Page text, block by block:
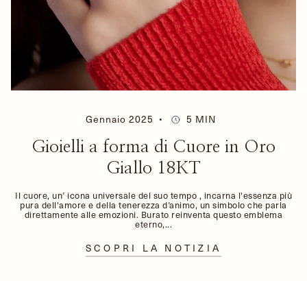
Gennaio 2025 5 MIN
Gioielli a forma di Cuore in Oro
Giallo 18KT
Il cuore, un’ icona universale del suo tempo , incarna l'essenza più
pura dell'amore e della tenerezza d’animo, un simbolo che parla
direttamente alle emozioni. Burato reinventa questo emblema
eterno,...
SCOPRI LA NOTIZIA